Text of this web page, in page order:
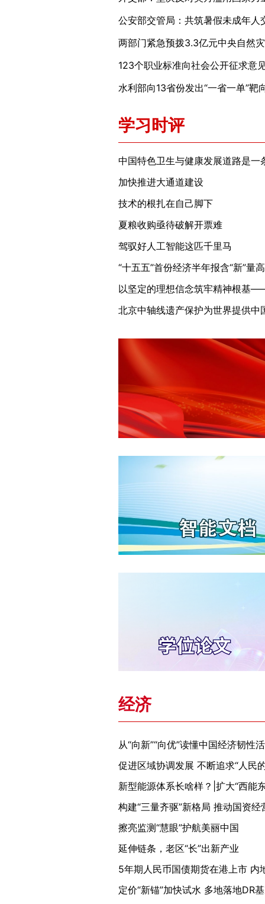
123个职业标准向社会公开征求意
水利部向13省份发出“一省一单”靶
学习时评
中国特色卫生与健康发展道路是一
加快推进大通道建设
技术的根扎在自己脚下
夏粮收购亟待破解开票难
驾驭好人工智能这匹千里马
“十五五”首份经济半年报含“新”量高
北京中轴线遗产保护为世界提供中
经济
从“向新”“向优”读懂中国经济韧性
促进区域协调发展 不断追求“人民
擦亮监测“慧眼”护航美丽中国
延伸链条，老区“长”出新产业